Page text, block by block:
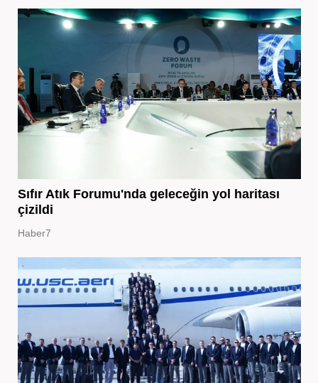
Sıfır Atık Forumu'nda geleceğin yol haritası
çizildi
Haber7